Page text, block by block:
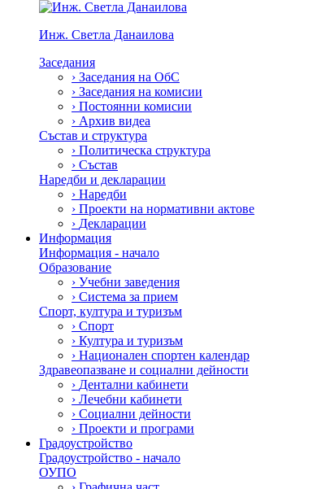
Инж. Светла Данаилова
Заседания
› Заседания на ОбС
› Заседания на комисии
› Постоянни комисии
› Архив видеа
Състав и структура
› Политическа структура
› Състав
Наредби и декларации
› Наредби
› Проекти на нормативни актове
› Декларации
Информация
Информация - начало
Образование
› Учебни заведения
› Система за прием
Спорт, култура и туризъм
› Спорт
› Култура и туризъм
› Национален спортен календар
Здравеопазване и социални дейности
› Дентални кабинети
› Лечебни кабинети
› Социални дейности
› Проекти и програми
Градоустройство
Градоустройство - начало
ОУПО